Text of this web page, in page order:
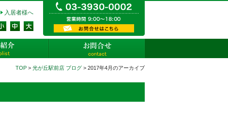
入居者様へ
TOP > 光が丘駅前店 ブログ > 2017年4月のアーカイブ